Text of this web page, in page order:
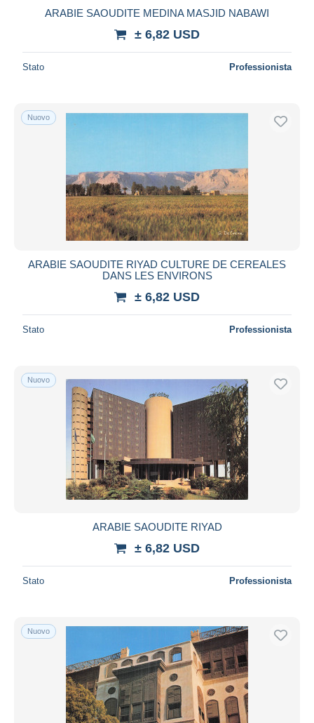
ARABIE SAOUDITE MEDINA MASJID NABAWI
± 6,82 USD
Stato Professionista
Nuovo
ARABIE SAOUDITE RIYAD CULTURE DE CEREALES
DANS LES ENVIRONS
± 6,82 USD
Stato Professionista
Nuovo
ARABIE SAOUDITE RIYAD
± 6,82 USD
Stato Professionista
Nuovo